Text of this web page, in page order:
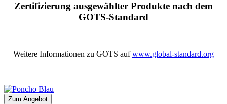
Zertifizierung ausgewählter Produkte nach dem
GOTS-Standard
Weitere Informationen zu GOTS aufwww.global-standard.org
Zum Angebot